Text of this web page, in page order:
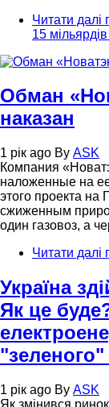
Читати далі
15
Обман
наказан
1 рік ago By ASK
Компания
наложенные на
этого проекта на
сжиженным
один газовоз, а
Читати далі
Україна
Як це
1 рік ago By ASK